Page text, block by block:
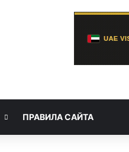
ПРАВИЛА САЙТА